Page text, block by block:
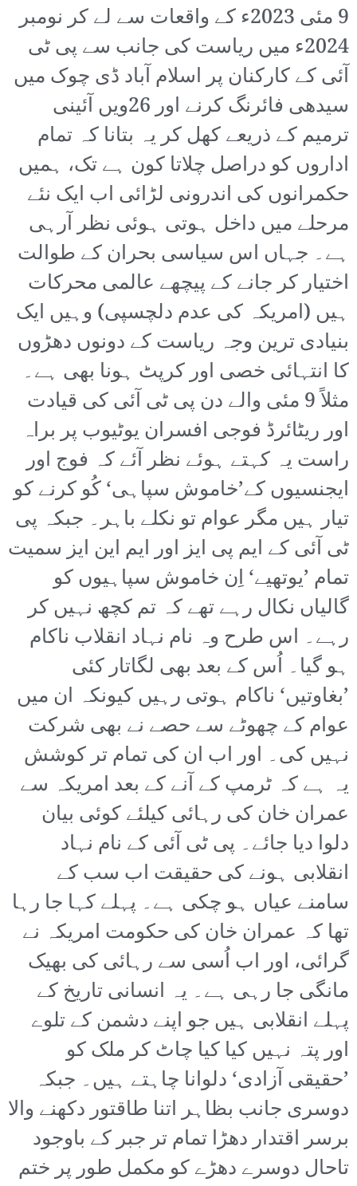
9 مئی 2023ء کے واقعات سے لے کر نومبر
2024ء میں ریاست کی جانب سے پی ٹی
آئی کے کارکنان پر اسلام آباد ڈی چوک میں
سیدھی فائرنگ کرنے اور 26ویں آئینی
ترمیم کے ذریعے کھل کر یہ بتانا کہ تمام
اداروں کو دراصل چلاتا کون ہے تک، ہمیں
حکمرانوں کی اندرونی لڑائی اب ایک نئے
مرحلے میں داخل ہوتی ہوئی نظر آرہی
ہے۔ جہاں اس سیاسی بحران کے طوالت
اختیار کر جانے کے پیچھے عالمی محرکات
ہیں (امریکہ کی عدم دلچسپی) وہیں ایک
بنیادی ترین وجہ ریاست کے دونوں دھڑوں
کا انتہائی خصی اور کرپٹ ہونا بھی ہے۔
مثلاً 9 مئی والے دن پی ٹی آئی کی قیادت
اور ریٹائرڈ فوجی افسران یوٹیوب پر براہ
راست یہ کہتے ہوئے نظر آئے کہ فوج اور
ایجنسیوں کے’خاموش سپاہی‘ کُو کرنے کو
تیار ہیں مگر عوام تو نکلے باہر۔ جبکہ پی
ٹی آئی کے ایم پی ایز اور ایم این ایز سمیت
تمام ’یوتھیے‘ اِن خاموش سپاہیوں کو
گالیاں نکال رہے تھے کہ تم کچھ نہیں کر
رہے۔ اس طرح وہ نام نہاد انقلاب ناکام
ہو گیا۔ اُس کے بعد بھی لگاتار کئی
’بغاوتیں‘ ناکام ہوتی رہیں کیونکہ ان میں
عوام کے چھوٹے سے حصے نے بھی شرکت
نہیں کی۔ اور اب ان کی تمام تر کوشش
یہ ہے کہ ٹرمپ کے آنے کے بعد امریکہ سے
عمران خان کی رہائی کیلئے کوئی بیان
دلوا دیا جائے۔ پی ٹی آئی کے نام نہاد
انقلابی ہونے کی حقیقت اب سب کے
سامنے عیاں ہو چکی ہے۔ پہلے کہا جا رہا
تھا کہ عمران خان کی حکومت امریکہ نے
گرائی، اور اب اُسی سے رہائی کی بھیک
مانگی جا رہی ہے۔ یہ انسانی تاریخ کے
پہلے انقلابی ہیں جو اپنے دشمن کے تلوے
اور پتہ نہیں کیا کیا چاٹ کر ملک کو
’حقیقی آزادی‘ دلوانا چاہتے ہیں۔ جبکہ
دوسری جانب بظاہر اتنا طاقتور دکھنے والا
برسر اقتدار دھڑا تمام تر جبر کے باوجود
تاحال دوسرے دھڑے کو مکمل طور پر ختم